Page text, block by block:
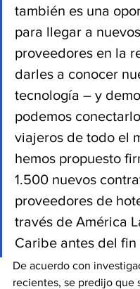
también es una
para llegar a nuevos
proveedores en la
darles a conocer
tecnología – y
podemos
viajeros de todo el
hemos propuesto
1.500 nuevos
proveedores de
través de América
Caribe antes del fin
De acuerdo con
recientes, se predijo que